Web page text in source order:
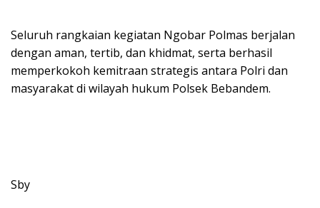
​Seluruh rangkaian kegiatan Ngobar Polmas berjalan
dengan aman, tertib, dan khidmat, serta berhasil
memperkokoh kemitraan strategis antara Polri dan
masyarakat di wilayah hukum Polsek Bebandem.
Sby